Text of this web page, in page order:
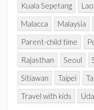
Kuala Sepetang
Malacca
Malaysia
Parent-child time
Rajasthan
Seoul
Sitiawan
Taipei
Travel with kids